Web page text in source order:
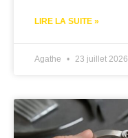
LIRE LA SUITE »
Agathe 23 juillet 2026